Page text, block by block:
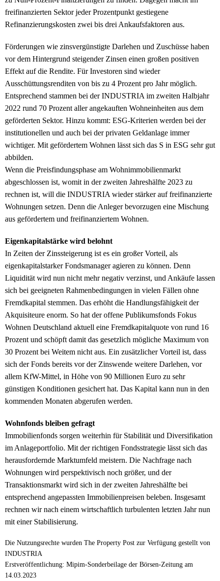
freifinanzierten Sektor jeder Prozentpunkt gestiegene
Refinanzierungskosten zwei bis drei Ankaufsfaktoren aus.
Förderungen wie zinsvergünstigte Darlehen und Zuschüsse haben
vor dem Hintergrund steigender Zinsen einen großen positiven
Effekt auf die Rendite. Für Investoren sind wieder
Ausschüttungsrenditen von bis zu 4 Prozent pro Jahr möglich.
Entsprechend stammen bei der INDUSTRIA im zweiten Halbjahr
2022 rund 70 Prozent aller angekauften Wohneinheiten aus dem
geförderten Sektor. Hinzu kommt: ESG-Kriterien werden bei der
institutionellen und auch bei der privaten Geldanlage immer
wichtiger. Mit gefördertem Wohnen lässt sich das S in ESG sehr gut
abbilden.
Wenn die Preisfindungsphase am Wohnimmobilienmarkt
abgeschlossen ist, womit in der zweiten Jahreshälfte 2023 zu
rechnen ist, will die INDUSTRIA wieder stärker auf freifinanzierte
Wohnungen setzen. Denn die Anleger bevorzugen eine Mischung
aus gefördertem und freifinanziertem Wohnen.
Eigenkapitalstärke wird belohnt
In Zeiten der Zinssteigerung ist es ein großer Vorteil, als
eigenkapitalstarker Fondsmanager agieren zu können. Denn
Liquidität wird nun nicht mehr negativ verzinst, und Ankäufe lassen
sich bei geeigneten Rahmenbedingungen in vielen Fällen ohne
Fremdkapital stemmen. Das erhöht die Handlungsfähigkeit der
Akquisiteure enorm. So hat der offene Publikumsfonds Fokus
Wohnen Deutschland aktuell eine Fremdkapitalquote von rund 16
Prozent und schöpft damit das gesetzlich mögliche Maximum von
30 Prozent bei Weitem nicht aus. Ein zusätzlicher Vorteil ist, dass
sich der Fonds bereits vor der Zinswende weitere Darlehen, vor
allem KfW-Mittel, in Höhe von 90 Millionen Euro zu sehr
günstigen Konditionen gesichert hat. Das Kapital kann nun in den
kommenden Monaten abgerufen werden.
Wohnfonds bleiben gefragt
Immobilienfonds sorgen weiterhin für Stabilität und Diversifikation
im Anlageportfolio. Mit der richtigen Fondsstrategie lässt sich das
herausfordernde Marktumfeld meistern. Die Nachfrage nach
Wohnungen wird perspektivisch noch größer, und der
Transaktionsmarkt wird sich in der zweiten Jahreshälfte bei
entsprechend angepassten Immobilienpreisen beleben. Insgesamt
rechnen wir nach einem wirtschaftlich turbulenten letzten Jahr nun
mit einer Stabilisierung.
Die Nutzungsrechte wurden The Property Post zur Verfügung gestellt von
INDUSTRIA
Erstveröffentlichung: Mipim-Sonderbeilage der Börsen-Zeitung am
14.03.2023